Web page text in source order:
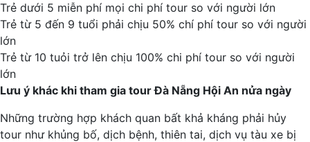
Trẻ dưới 5 miễn phí mọi chi phí tour so với người lớn
Trẻ từ 5 đến 9 tuổi phải chịu 50% chí phí tour so với người
lớn
Trẻ từ 10 tuỏi trở lên chịu 100% chi phí tour so với người
lớn
Lưu ý khác khi tham gia tour Đà Nẵng Hội An nửa ngày
Những trường hợp khách quan bất khả kháng phải hủy
tour như khủng bố, dịch bệnh, thiên tai, dịch vụ tàu xe bị